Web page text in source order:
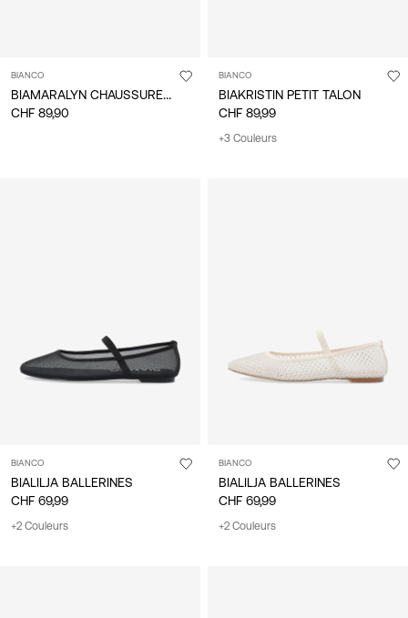
BIANCO
BIAMARALYN CHAUSSURES À BRIDE ARRIÈRE
CHF 89,90
BIANCO
BIAKRISTIN PETIT TALON
CHF 89,99
+3 Couleurs
BIANCO
BIALILJA BALLERINES
CHF 69,99
+2 Couleurs
BIANCO
BIALILJA BALLERINES
CHF 69,99
+2 Couleurs